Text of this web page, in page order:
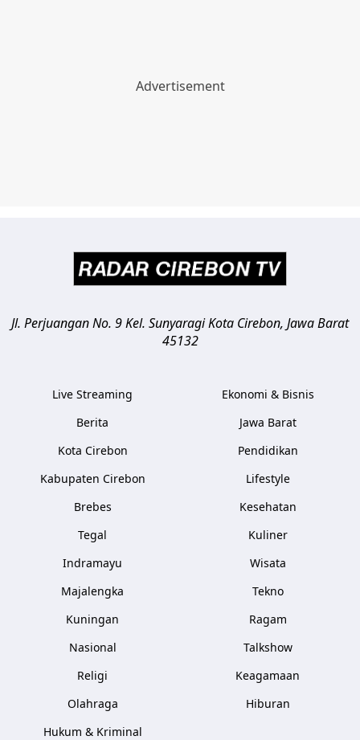
Jl. Perjuangan No. 9 Kel. SunyaragiKota Cirebon, Jawa Barat
45132
Live Streaming
Berita
Kota Cirebon
Kabupaten Cirebon
Brebes
Tegal
Indramayu
Majalengka
Kuningan
Nasional
Religi
Olahraga
Hukum & Kriminal
Ekonomi & Bisnis
Jawa Barat
Pendidikan
Lifestyle
Kesehatan
Kuliner
Wisata
Tekno
Ragam
Talkshow
Keagamaan
Hiburan